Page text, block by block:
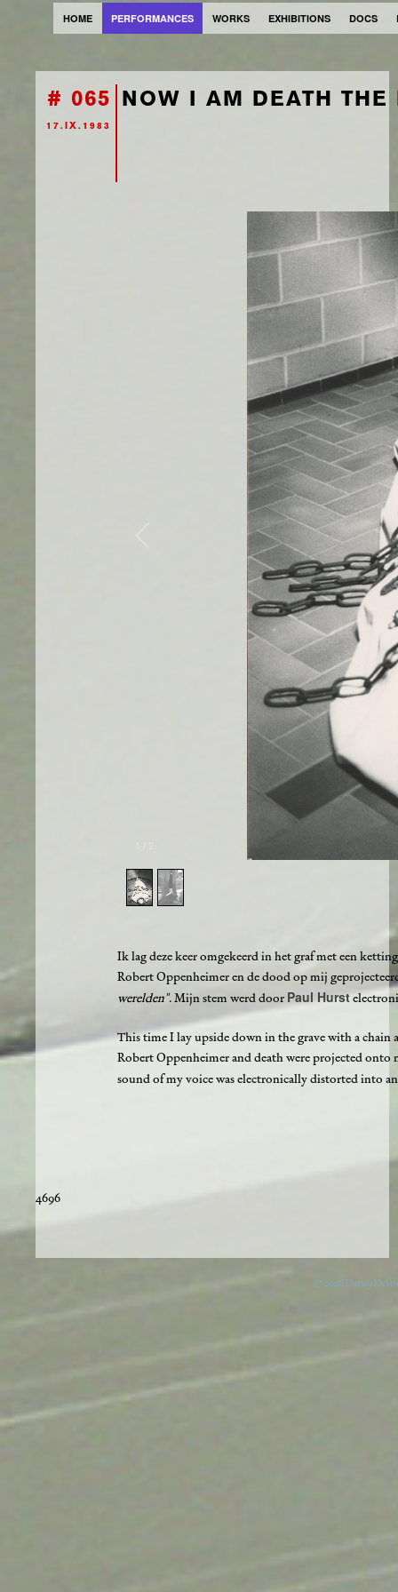
HOME PERFORMANCES WORKS EXHIBITIONS DOCS
# 065
17.IX.1983
NOW I AM DEATH
Ik lag deze keer omgekeerd in het graf met een
Robert Oppenheimer en de dood op mij
werelden". Mijn stem werd door Paul Hurst
This time I lay upside down in the grave with a chain
Robert Oppenheimer and death were projected onto
sound of my voice was electronically distorted into
4696
© 2026 Danny